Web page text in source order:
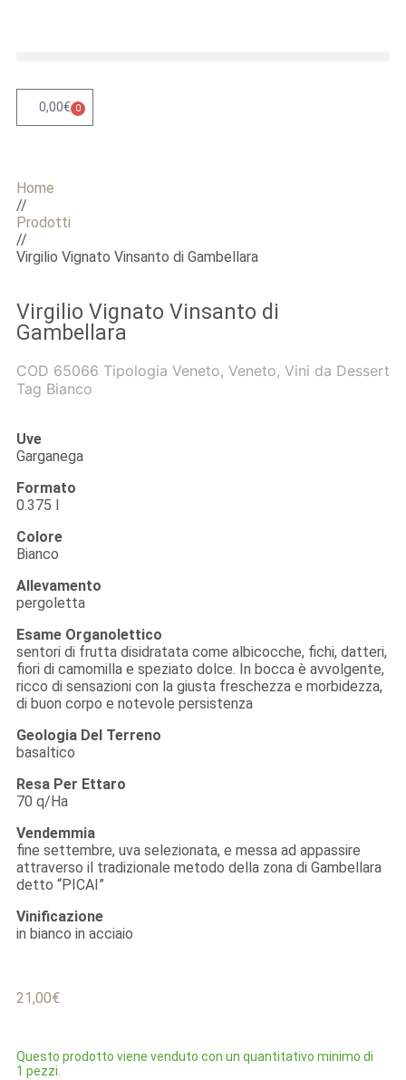
0,00€ 0
Home
//
Prodotti
//
Virgilio Vignato Vinsanto di Gambellara
Virgilio Vignato Vinsanto di
Gambellara
COD 65066 Tipologia Veneto, Veneto, Vini da Dessert
Tag Bianco
Uve
Garganega
Formato
0.375 l
Colore
Bianco
Allevamento
pergoletta
Esame Organolettico
sentori di frutta disidratata come albicocche, fichi, datteri,
fiori di camomilla e speziato dolce. In bocca è avvolgente,
ricco di sensazioni con la giusta freschezza e morbidezza,
di buon corpo e notevole persistenza
Geologia Del Terreno
basaltico
Resa Per Ettaro
70 q/Ha
Vendemmia
fine settembre, uva selezionata, e messa ad appassire
attraverso il tradizionale metodo della zona di Gambellara
detto “PICAI”
Vinificazione
in bianco in acciaio
21,00€
Questo prodotto viene venduto con un quantitativo minimo di
1 pezzi.